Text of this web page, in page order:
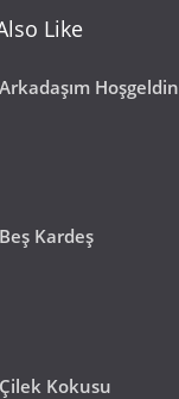
Like
Arkadaşım Hoşgeldin
Beş Kardeş
Çilek Kokusu